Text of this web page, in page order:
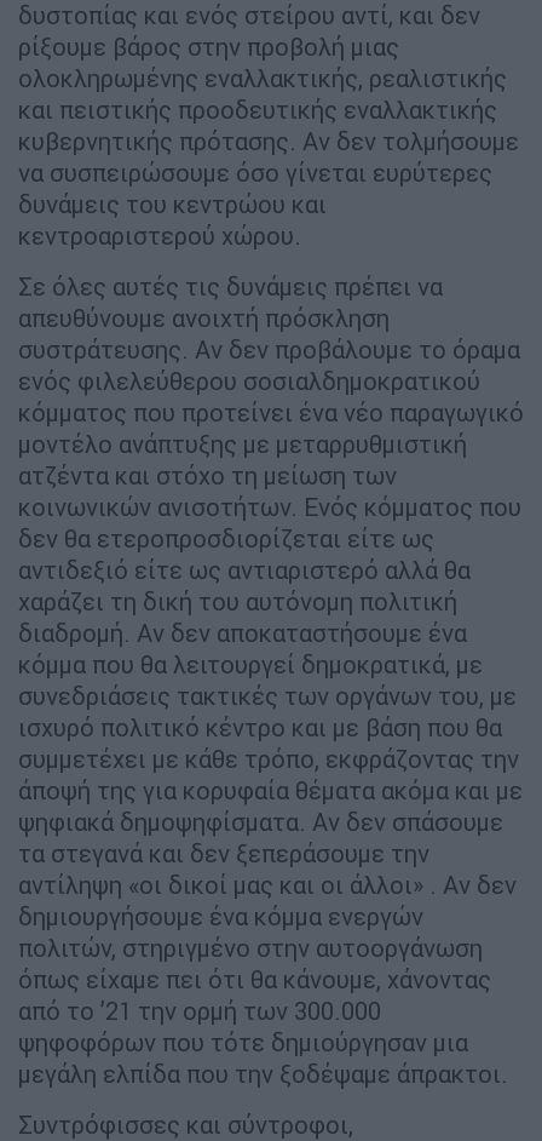
δυστοπίας και ενός στείρου αντί, και δεν
ρίξουμε βάρος στην προβολή μιας
ολοκληρωμένης εναλλακτικής, ρεαλιστικής
και πειστικής προοδευτικής εναλλακτικής
κυβερνητικής πρότασης. Αν δεν τολμήσουμε
να συσπειρώσουμε όσο γίνεται ευρύτερες
δυνάμεις του κεντρώου και
κεντροαριστερού χώρου.
Σε όλες αυτές τις δυνάμεις πρέπει να
απευθύνουμε ανοιχτή πρόσκληση
συστράτευσης. Αν δεν προβάλουμε το όραμα
ενός φιλελεύθερου σοσιαλδημοκρατικού
κόμματος που προτείνει ένα νέο παραγωγικό
μοντέλο ανάπτυξης με μεταρρυθμιστική
ατζέντα και στόχο τη μείωση των
κοινωνικών ανισοτήτων. Ενός κόμματος που
δεν θα ετεροπροσδιορίζεται είτε ως
αντιδεξιό είτε ως αντιαριστερό αλλά θα
χαράζει τη δική του αυτόνομη πολιτική
διαδρομή. Αν δεν αποκαταστήσουμε ένα
κόμμα που θα λειτουργεί δημοκρατικά, με
συνεδριάσεις τακτικές των οργάνων του, με
ισχυρό πολιτικό κέντρο και με βάση που θα
συμμετέχει με κάθε τρόπο, εκφράζοντας την
άποψή της για κορυφαία θέματα ακόμα και με
ψηφιακά δημοψηφίσματα. Αν δεν σπάσουμε
τα στεγανά και δεν ξεπεράσουμε την
αντίληψη «οι δικοί μας και οι άλλοι» . Αν δεν
δημιουργήσουμε ένα κόμμα ενεργών
πολιτών, στηριγμένο στην αυτοοργάνωση
όπως είχαμε πει ότι θα κάνουμε, χάνοντας
από το ’21 την ορμή των 300.000
ψηφοφόρων που τότε δημιούργησαν μια
μεγάλη ελπίδα που την ξοδέψαμε άπρακτοι.
Συντρόφισσες και σύντροφοι,